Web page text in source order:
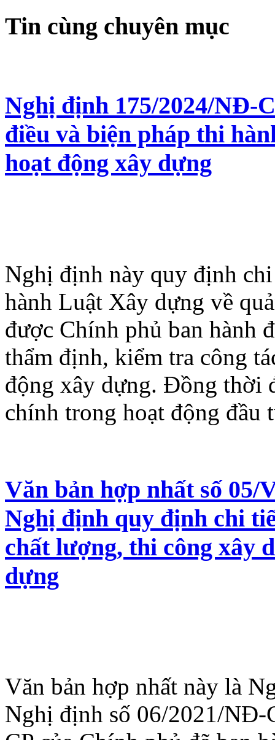
Tin cùng chuyên mục
Nghị định 175/2024/NĐ-
điều và biện pháp thi
hoạt động xây dựng
Nghị định này quy định
hành Luật Xây dựng về
được Chính phủ ban hành
thẩm định, kiểm tra công
động xây dựng. Đồng thời
chính trong hoạt động đầu
Văn bản hợp nhất số
Nghị định quy định chi
chất lượng, thi công xây
dựng
Văn bản hợp nhất này là
Nghị định số 06/2021/